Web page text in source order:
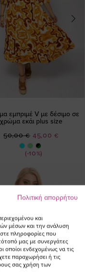
εμπριμέ V με δέσιμο σε
χρώμα εκάι plus size
(-10%)
Ειδική
Τιμή
45,00 €
50,00 €
Πολιτική απορρήτου
και
μέσων και την ανάλυση
πληροφορίες που
μας με συνεργάτες
οποίοι ενδεχομένως να τις
παραχωρήσει ή τις
σας χρήση των